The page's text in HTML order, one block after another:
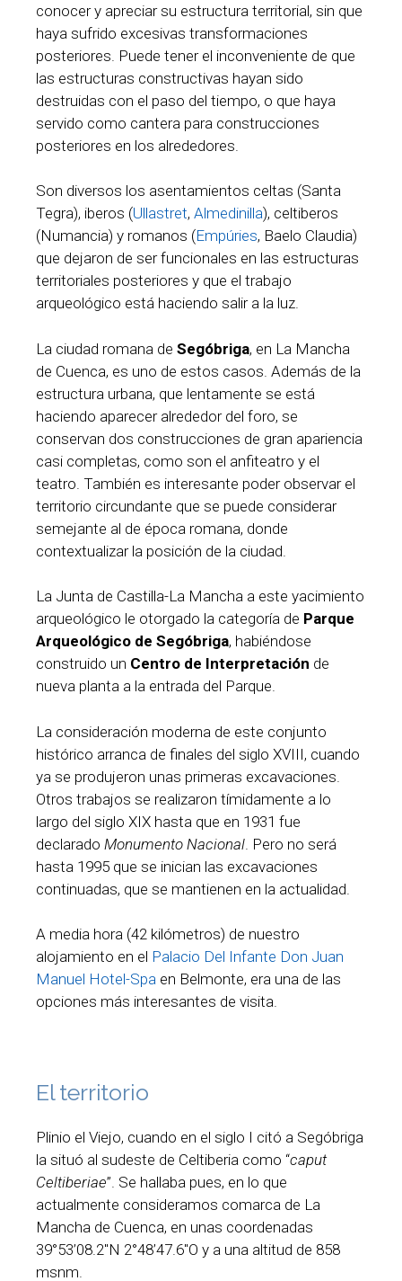
conocer y apreciar su estructura territorial, sin que
haya sufrido excesivas transformaciones
posteriores. Puede tener el inconveniente de que
las estructuras constructivas hayan sido
destruidas con el paso del tiempo, o que haya
servido como cantera para construcciones
posteriores en los alrededores.
Son diversos los asentamientos celtas (Santa
Tegra), iberos (Ullastret, Almedinilla), celtiberos
(Numancia) y romanos (Empúries, Baelo Claudia)
que dejaron de ser funcionales en las estructuras
territoriales posteriores y que el trabajo
arqueológico está haciendo salir a la luz.
La ciudad romana de Segóbriga, en La Mancha
de Cuenca, es uno de estos casos. Además de la
estructura urbana, que lentamente se está
haciendo aparecer alrededor del foro, se
conservan dos construcciones de gran apariencia
casi completas, como son el anfiteatro y el
teatro. También es interesante poder observar el
territorio circundante que se puede considerar
semejante al de época romana, donde
contextualizar la posición de la ciudad.
La Junta de Castilla-La Mancha a este yacimiento
arqueológico le otorgado la categoría de Parque
Arqueológico de Segóbriga, habiéndose
construido un Centro de Interpretación de
nueva planta a la entrada del Parque.
La consideración moderna de este conjunto
histórico arranca de finales del siglo XVIII, cuando
ya se produjeron unas primeras excavaciones.
Otros trabajos se realizaron tímidamente a lo
largo del siglo XIX hasta que en 1931 fue
declarado Monumento Nacional . Pero no será
hasta 1995 que se inician las excavaciones
continuadas, que se mantienen en la actualidad.
A media hora (42 kilómetros) de nuestro
alojamiento en el Palacio Del Infante Don Juan
Manuel Hotel-Spa en Belmonte, era una de las
opciones más interesantes de visita.
El territorio
Plinio el Viejo, cuando en el siglo I citó a Segóbriga
la situó al sudeste de Celtiberia como “caput
Celtiberiae”. Se hallaba pues, en lo que
actualmente consideramos comarca de La
Mancha de Cuenca, en unas coordenadas
39°53’08.2″N 2°48’47.6″O y a una altitud de 858
msnm.